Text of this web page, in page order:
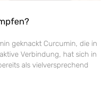
geknackt Curcumin, die in
Verbindung, hat sich in
als vielversprechend